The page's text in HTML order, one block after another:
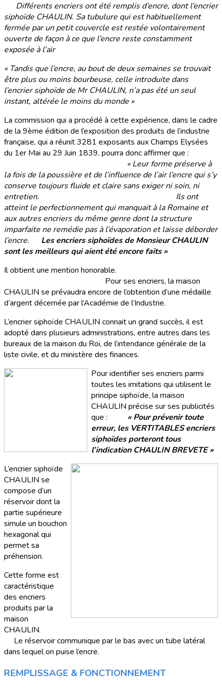
Différents encriers ont été remplis d’encre, dont l’encrier
siphoïde CHAULIN. Sa tubulure qui est habituellement
fermée par un petit couvercle est restée volontairement
ouverte de façon à ce que l’encre reste constamment
exposée à l’air
« Tandis que l’encre, au bout de deux semaines se trouvait
être plus ou moins bourbeuse, celle introduite dans
l’encrier siphoïde de Mr CHAULIN, n’a pas été un seul
instant, altérée le moins du monde »
La commission qui a procédé à cette expérience, dans le cadre
de la 9ème édition de l’exposition des produits de l’industrie
française, qui a réunit 3281 exposants aux Champs Elysées
du 1er Mai au 29 Juin 1839, pourra donc affirmer que :
« Leur forme préserve à
la fois de la poussière et de l’influence de l’air l’encre qui s’y
conserve toujours fluide et claire sans exiger ni soin, ni
entretien. Ils ont
atteint le perfectionnement qui manquait à la Romaine et
aux autres encriers du même genre dont la structure
imparfaite ne remédie pas à l’évaporation et laisse déborder
l’encre. Les encriers siphoïdes de Monsieur CHAULIN
sont les meilleurs qui aient été encore faits »
Il obtient une mention honorable.
Pour ses encriers, la maison
CHAULIN se prévaudra encore de l’obtention d’une médaille
d’argent décernée par l’Académie de l’Industrie.
L’encrier siphoïde CHAULIN connait un grand succès, il est
adopté dans plusieurs administrations, entre autres dans les
bureaux de la maison du Roi, de l’intendance générale de la
liste civile, et du ministère des finances.
Pour identifier ses encriers parmi
toutes les imitations qui utilisent le
principe siphoïde, la maison
CHAULIN précise sur ses publicités
que : « Pour prévenir toute
erreur, les VERTITABLES encriers
siphoïdes porteront tous
l’indication CHAULIN BREVETE »
L’encrier siphoïde
CHAULIN se
compose d’un
réservoir dont la
partie supérieure
simule un bouchon
hexagonal qui
permet sa
préhension.
Cette forme est
caractéristique
des encriers
produits par la
maison
CHAULIN.
Le réservoir communique par le bas avec un tube latéral
dans lequel on puise l’encre.
REMPLISSAGE & FONCTIONNEMENT